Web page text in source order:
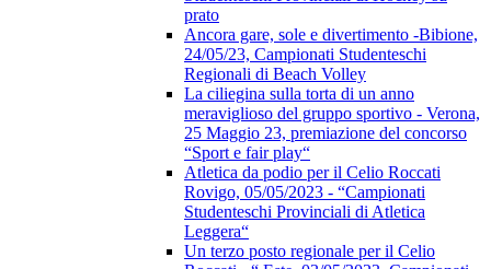
prato
Ancora gare, sole e divertimento -Bibione,
24/05/23, Campionati Studenteschi
Regionali di Beach Volley
La ciliegina sulla torta di un anno
meraviglioso del gruppo sportivo - Verona,
25 Maggio 23, premiazione del concorso
“Sport e fair play“
Atletica da podio per il Celio Roccati
Rovigo, 05/05/2023 - “Campionati
Studenteschi Provinciali di Atletica
Leggera“
Un terzo posto regionale per il Celio